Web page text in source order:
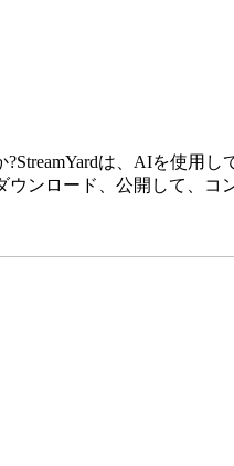
は、AIを使用
ンロード、公開して、コ